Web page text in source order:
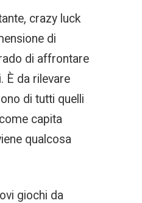
crazy luck
di
di affrontare
È da rilevare
di tutti quelli
capita
qualcosa
giochi da